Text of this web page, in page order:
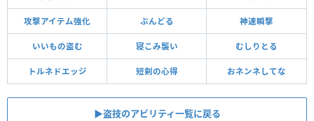
攻撃アイテム強化 ぶんどる 神速瞬撃
いいもの盗む 寝こみ襲い むしりとる
トルネドエッジ 短剣の心得 おネンネしてな
▶︎盗技のアビリティ一覧に戻る